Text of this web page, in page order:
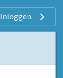
Inloggen